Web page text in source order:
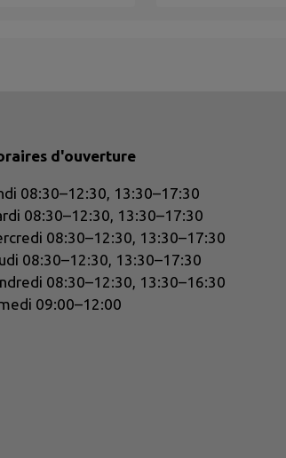
d'ouverture
08:30–12:30, 13:30–17:30
08:30–12:30, 13:30–17:30
08:30–12:30, 13:30–17:30
08:30–12:30, 13:30–17:30
08:30–12:30, 13:30–16:30
09:00–12:00